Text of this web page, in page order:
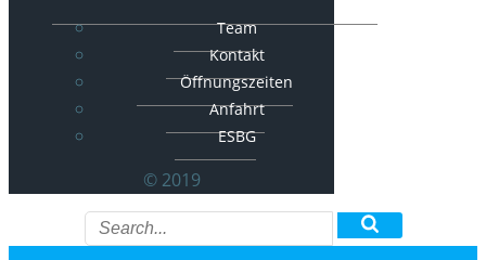
Team
Kontakt
Öffnungszeiten
Anfahrt
ESBG
© 2019